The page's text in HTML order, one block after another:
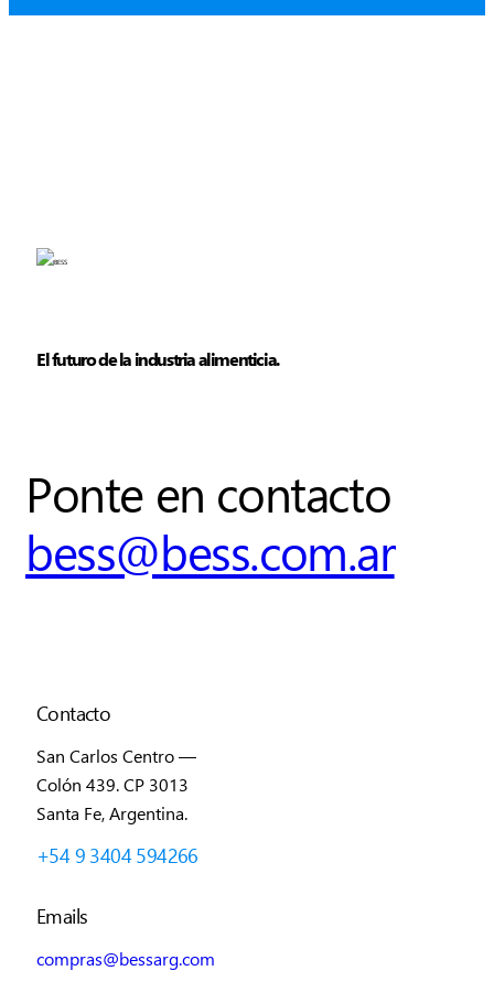
El futuro de la industria alimenticia.
Ponte en contacto
bess@bess.com.ar
Contacto
San Carlos Centro —
Colón 439. CP 3013
Santa Fe, Argentina.
+54 9 3404 594266
Emails
compras@bessarg.com